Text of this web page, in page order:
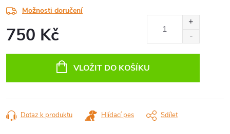
Možnosti doručení
750 Kč
VLOŽIT DO KOŠÍKU
Dotaz k produktu Hlídací pes Sdílet